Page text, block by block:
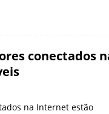
conectados
na Internet estão